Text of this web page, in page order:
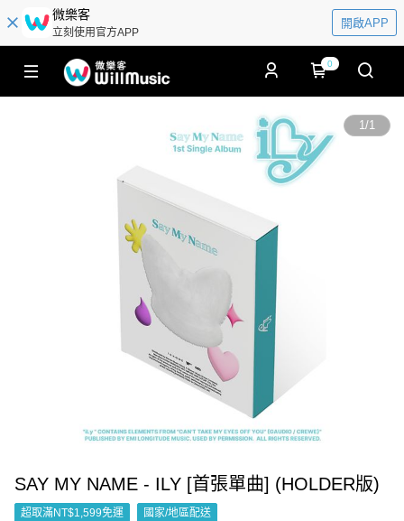
微樂客
立刻使用官方APP
開啟APP
0
1/1
SAY MY NAME - ILY [首張單曲] (HOLDER版)
超取滿NT$1,599免運 國家/地區配送